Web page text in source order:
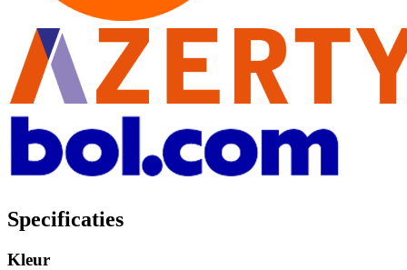
Specificaties
Kleur